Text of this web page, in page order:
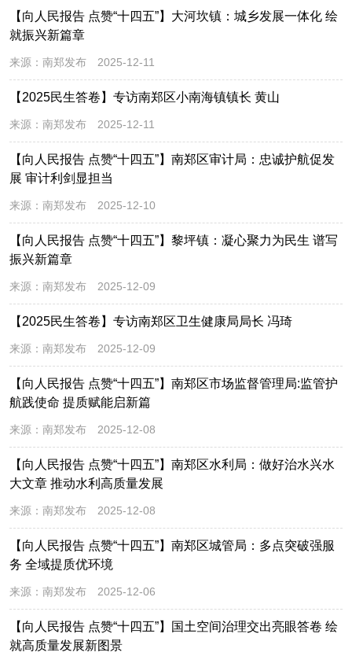
【向人民报告 点赞“十四五”】大河坎镇：城乡发展一体化 绘
就振兴新篇章
来源： 南郑发布 2025-12-11
【2025民生答卷】专访南郑区小南海镇镇长 黄山
来源： 南郑发布 2025-12-11
【向人民报告 点赞“十四五”】南郑区审计局：忠诚护航促发
展 审计利剑显担当
来源： 南郑发布 2025-12-10
【向人民报告 点赞“十四五”】黎坪镇：凝心聚力为民生 谱写
振兴新篇章
来源： 南郑发布 2025-12-09
【2025民生答卷】专访南郑区卫生健康局局长 冯琦
来源： 南郑发布 2025-12-09
【向人民报告 点赞“十四五”】南郑区市场监督管理局:监管护
航践使命 提质赋能启新篇
来源： 南郑发布 2025-12-08
【向人民报告 点赞“十四五”】南郑区水利局：做好治水兴水
大文章 推动水利高质量发展
来源： 南郑发布 2025-12-08
【向人民报告 点赞“十四五”】南郑区城管局：多点突破强服
务 全域提质优环境
来源： 南郑发布 2025-12-06
【向人民报告 点赞“十四五”】国土空间治理交出亮眼答卷 绘
就高质量发展新图景